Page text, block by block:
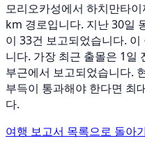
모리오카성에서 하치만타
km 경로입니다. 지난 30일
이 33건 보고되었습니다.
니다. 가장 최근 출몰은 1
부근에서 보고되었습니다.
부득이 통과해야 한다면 최
다.
여행 보고서 목록으로 돌아